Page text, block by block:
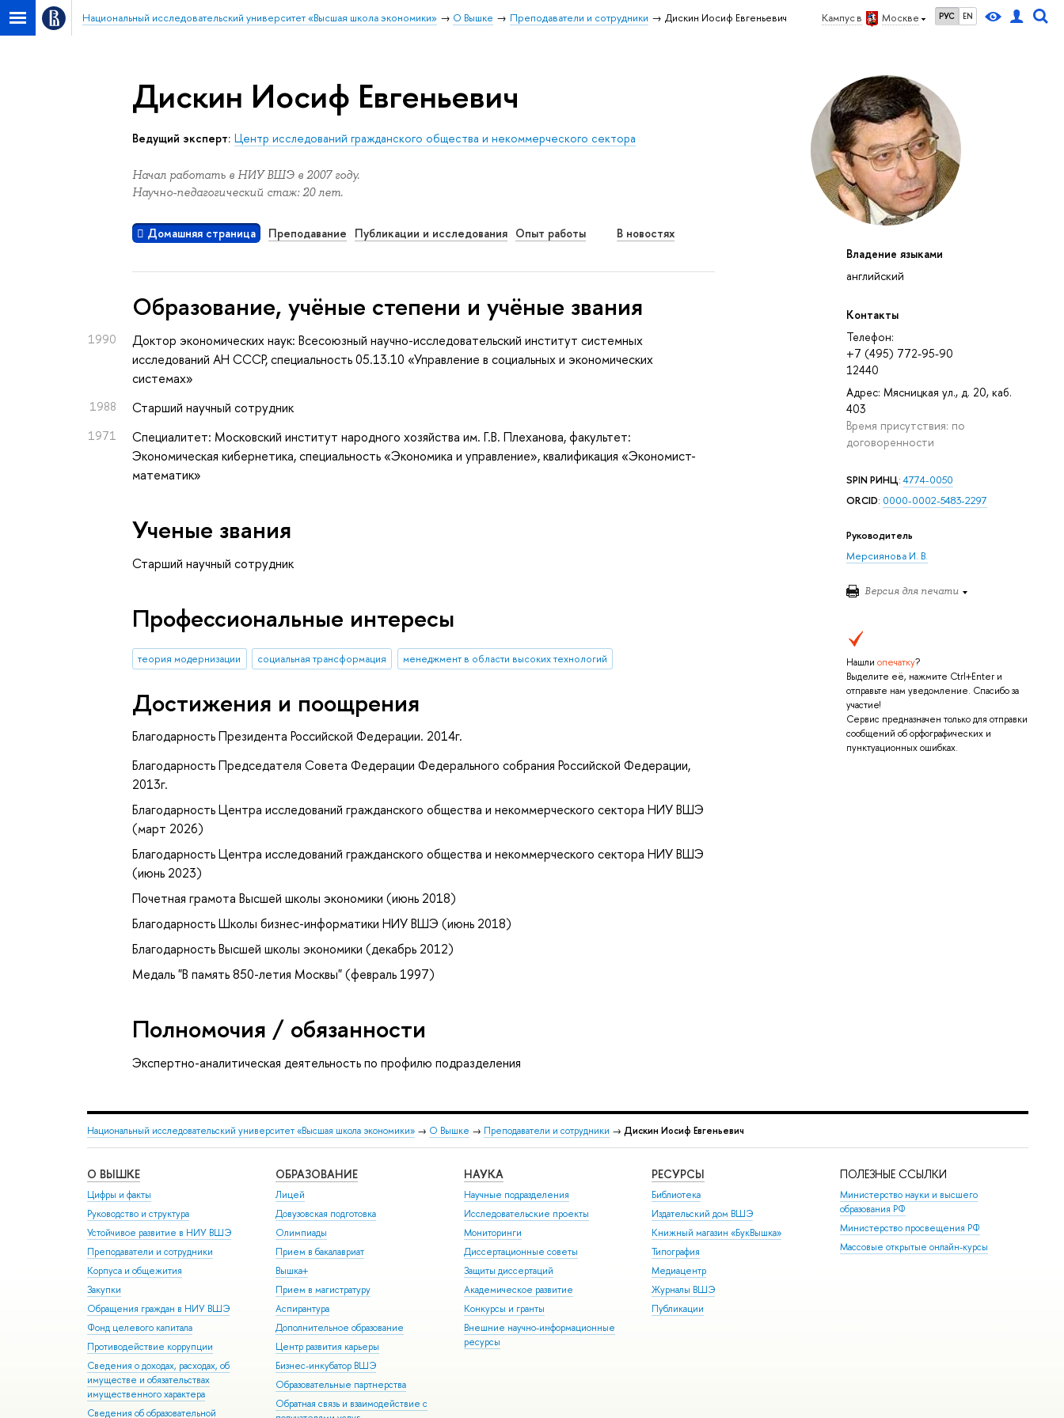
Кампус в Москве РУС EN
Национальный исследовательский университет «Высшая школа экономики» О Вышке Преподаватели и сотрудники Дискин Иосиф Евгеньевич
Владение языками
английский
Контакты
Телефон:
+7 (495) 772-95-90
12440
Адрес: Мясницкая ул., д. 20, каб.
403
Время присутствия: по
договоренности
SPIN РИНЦ:4774-0050
ORCID: 0000-0002-5483-2297
Руководитель
Мерсиянова И. В.
Версия для печати
Нашли опечатку?
Выделите её, нажмите Ctrl+Enter и
отправьте нам уведомление. Спасибо за
участие!
Сервис предназначен только для отправки
сообщений об орфографических и
пунктуационных ошибках.
Дискин Иосиф Евгеньевич
Ведущий эксперт: Центр исследований гражданского общества и некоммерческого сектора
Начал работать в НИУ ВШЭ в 2007 году.
Научно-педагогический стаж: 20 лет.
Домашняя страница Преподавание Публикации и исследования Опыт работы В новостях
Oбразование, учёные степени и учёные звания
1990
Доктор экономических наук: Всесоюзный научно-исследовательский институт системных
исследований АН СССР, специальность 05.13.10 «Управление в социальных и экономических
системах»
1988 Старший научный сотрудник
1971
Специалитет: Московский институт народного хозяйства им. Г.В. Плеханова, факультет:
Экономическая кибернетика, специальность «Экономика и управление», квалификация «Экономист-
математик»
Ученые звания
Старший научный сотрудник
Профессиональные интересы
теория модернизации социальная трансформация менеджмент в области высоких технологий
Достижения и поощрения
Благодарность Президента Российской Федерации. 2014г.
Благодарность Председателя Совета Федерации Федерального собрания Российской Федерации,
2013г.
Благодарность Центра исследований гражданского общества и некоммерческого сектора НИУ ВШЭ
(март 2026)
Благодарность Центра исследований гражданского общества и некоммерческого сектора НИУ ВШЭ
(июнь 2023)
Почетная грамота Высшей школы экономики (июнь 2018)
Благодарность Школы бизнес-информатики НИУ ВШЭ (июнь 2018)
Благодарность Высшей школы экономики (декабрь 2012)
Медаль "В память 850-летия Москвы" (февраль 1997)
Полномочия / обязанности
Экспертно-аналитическая деятельность по профилю подразделения
Национальный исследовательский университет «Высшая школа экономики» → О Вышке → Преподаватели и сотрудники → Дискин Иосиф Евгеньевич
О ВЫШКЕ
Цифры и факты
Руководство и структура
Устойчивое развитие в НИУ ВШЭ
Преподаватели и сотрудники
Корпуса и общежития
Закупки
Обращения граждан в НИУ ВШЭ
Фонд целевого капитала
Противодействие коррупции
Сведения о доходах, расходах, об
имуществе и обязательствах
имущественного характера
Сведения об образовательной
ОБРАЗОВАНИЕ
Лицей
Довузовская подготовка
Олимпиады
Прием в бакалавриат
Вышка+
Прием в магистратуру
Аспирантура
Дополнительное образование
Центр развития карьеры
Бизнес-инкубатор ВШЭ
Образовательные партнерства
Обратная связь и взаимодействие с
НАУКА
Научные подразделения
Исследовательские проекты
Мониторинги
Диссертационные советы
Защиты диссертаций
Академическое развитие
Конкурсы и гранты
Внешние научно-информационные
ресурсы
РЕСУРСЫ
Библиотека
Издательский дом ВШЭ
Книжный магазин «БукВышка»
Типография
Медиацентр
Журналы ВШЭ
Публикации
ПОЛЕЗНЫЕ ССЫЛКИ
Министерство науки и высшего
образования РФ
Министерство просвещения РФ
Массовые открытые онлайн-курсы